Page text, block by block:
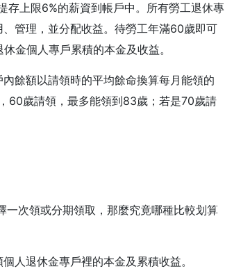
存上限6%的薪資到帳戶中。所有勞工退休專
管理，並分配收益。待勞工年滿60歲即可
金個人專戶累積的本金及收益。
餘額以請領時的平均餘命換算每月能領的
60歲請領，最多能領到83歲；若是70歲請
次領或分期領取，那麼究竟哪種比較划算
人退休金專戶裡的本金及累積收益。